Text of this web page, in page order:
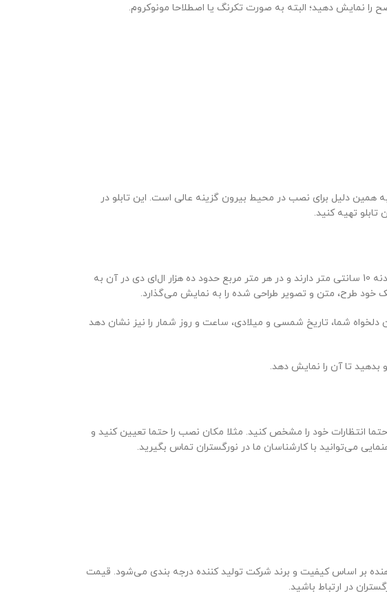
را نمایش دهید؛ البته به صورت تکرنگ یا اصطلاحا مونوکروم.
این تابلو در
تابلو تهیه کنید.
است؛ هر دو مدل قطر بدنه 10 سانتی متر دارند و در هر متر مربع حدود ده هزار ال‌ای دی در آن به
دلخواه شما، تاریخ شمسی و میلادی، ساعت و روز شمار را نیز نشان دهد
در هنگام خرید حتما انتظارات خود را مشخص کنید. مثلا مکان نصب را حتما تعیین کنید و
می‌توانید با کارشناسان ما در نورگستران تماس بگیرید.
تشکیل دهنده بر اساس کیفیت و برند شرکت تولید کننده درجه بندی می‌شود. قیمت
در ارتباط باشید.